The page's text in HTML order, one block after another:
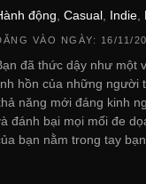
động Casual Indie
VÀO NGÀY: 16/11/
đã thức dậy như một
hồn của những người
năng mới đáng kinh
đánh bại mọi mối đe
bạn nằm trong tay bạn.